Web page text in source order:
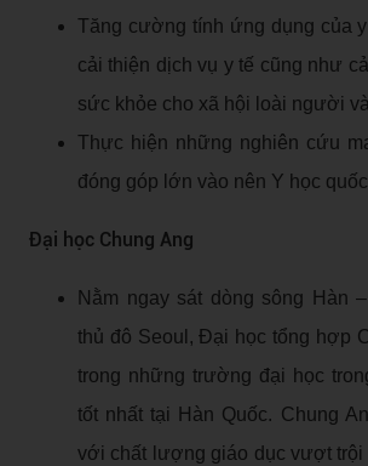
Tăng cường tính ứng dụng của
cải thiện dịch vụ y tế cũng như
sức khỏe cho xã hội loài người
Thực hiện những nghiên cứu
đóng góp lớn vào nên Y học
Đại học Chung Ang
Nằm ngay sát dòng sông Hàn
thủ đô Seoul, Đại học tổng hợp
trong những trường đại học
tốt nhất tại Hàn Quốc. Chung
với chất lượng giáo dục vượt